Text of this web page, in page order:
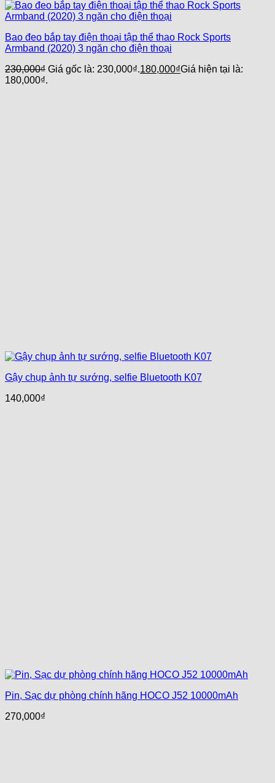
Bao đeo bắp tay điện thoại tập thể thao Rock Sports
Armband (2020) 3 ngăn cho điện thoại
230,000₫ Giá gốc là: 230,000₫.180,000₫Giá hiện tại là:
180,000₫.
Gậy chụp ảnh tự sướng, selfie Bluetooth K07
140,000₫
Pin, Sạc dự phòng chính hãng HOCO J52 10000mAh
270,000₫